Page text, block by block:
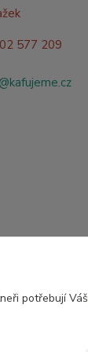
577 209
potřebují Váš